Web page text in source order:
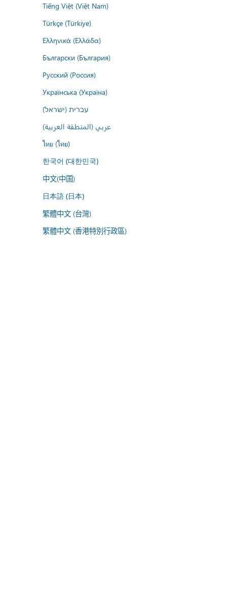
Tiếng Việt (Việt Nam)
Türkçe (Türkiye)
Ελληνικά (Ελλάδα)
Български (България)
Русский (Россия)
Українська (Україна)
עברית (ישראל)
عربي (المنطقة العربية)
ไทย (ไทย)
한국어 (대한민국)
中文(中国)
日本語 (日本)
繁體中文 (台灣)
繁體中文 (香港特別行政區)